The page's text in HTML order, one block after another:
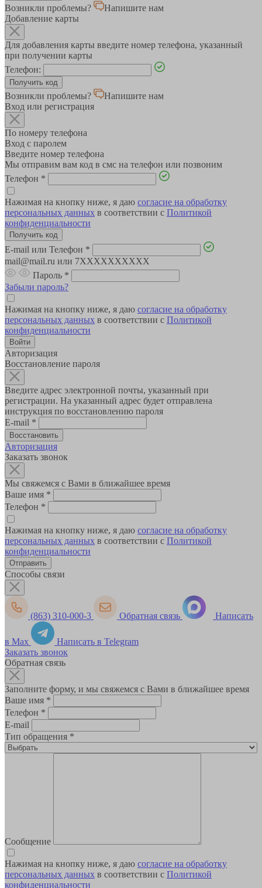
Возникли проблемы?
Напишите нам
Добавление карты
Для добавления карты введите номер телефона, указанный
при получении карты
Телефон:
Возникли проблемы?
Напишите нам
Вход или регистрация
По номеру телефона
Вход с паролем
Введите номер телефона
Мы отправим вам код в смс на телефон или позвоним
Телефон *
Нажимая на кнопку ниже, я даю согласие на обработку
персональных данных в соответствии с Политикой
конфиденциальности
E-mail или Телефон *
mail@mail.ru или 7XXXXXXXXXX
Пароль *
Забыли пароль?
Нажимая на кнопку ниже, я даю согласие на обработку
персональных данных в соответствии с Политикой
конфиденциальности
Авторизация
Восстановление пароля
Введите адрес электронной почты, указанный при
регистрации. На указанный адрес будет отправлена
инструкция по восстановлению пароля
E-mail *
Авторизация
Заказать звонок
Мы свяжемся с Вами в ближайшее время
Ваше имя *
Телефон *
Нажимая на кнопку ниже, я даю согласие на обработку
персональных данных в соответствии с Политикой
конфиденциальности
Способы связи
(863) 310-000-3 Обратная связь Написать
в Max
Написать в Telegram
Заказать звонок
Обратная связь
Заполните форму, и мы свяжемся с Вами в ближайшее время
Ваше имя *
Телефон *
E-mail
Тип обращения *
Сообщение
Нажимая на кнопку ниже, я даю согласие на обработку
персональных данных в соответствии с Политикой
конфиденциальности